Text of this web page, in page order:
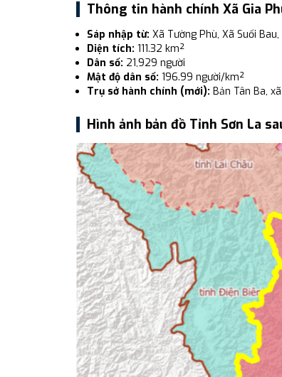
Thông tin hành chính Xã Gia
Sáp nhập từ: Xã Tường Phù, Xã Suối
Diện tích: 111.32 km²
Dân số: 21,929 người
Mật độ dân số: 196.99 người/km²
Trụ sở hành chính (mới): Bản Tân Ba,
Hình ảnh bản đồ Tỉnh Sơn La